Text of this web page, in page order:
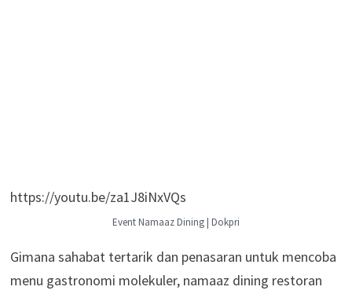
https://youtu.be/za1J8iNxVQs
Event Namaaz Dining | Dokpri
Gimana sahabat tertarik dan penasaran untuk mencoba
menu gastronomi molekuler, namaaz dining restoran